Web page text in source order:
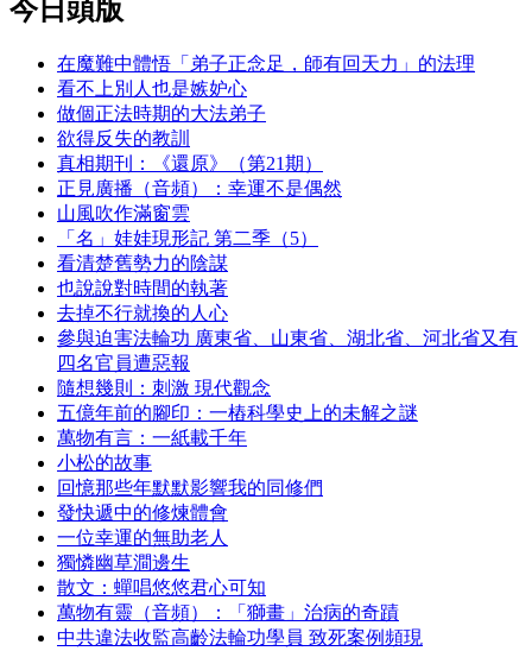
今日頭版
在魔難中體悟「弟子正念足，師有回天力」的法理
看不上別人也是嫉妒心
做個正法時期的大法弟子
欲得反失的教訓
真相期刊：《還原》（第21期）
正見廣播（音頻）：幸運不是偶然
山風吹作滿窗雲
「名」娃娃現形記 第二季（5）
看清楚舊勢力的陰謀
也說說對時間的執著
去掉不行就換的人心
參與迫害法輪功 廣東省、山東省、湖北省、河北省又有
四名官員遭惡報
隨想幾則：刺激 現代觀念
五億年前的腳印：一樁科學史上的未解之謎
萬物有言：一紙載千年
小松的故事
回憶那些年默默影響我的同修們
發快遞中的修煉體會
一位幸運的無助老人
獨憐幽草澗邊生
散文：蟬唱悠悠君心可知
萬物有靈（音頻）：「獅畫」治病的奇蹟
中共違法收監高齡法輪功學員 致死案例頻現